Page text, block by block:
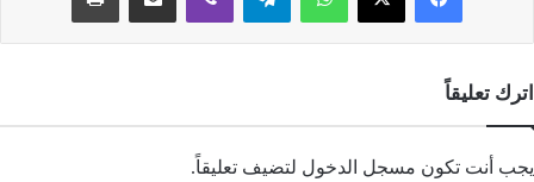
اترك تعليقاً
يجب أنت تكون مسجل الدخول لتضيف تعليقاً.